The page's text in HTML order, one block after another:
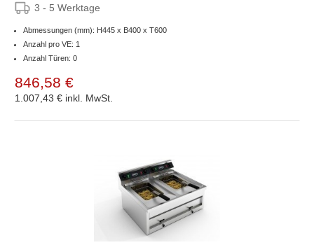
3 - 5 Werktage
Abmessungen (mm): H445 x B400 x T600
Anzahl pro VE: 1
Anzahl Türen: 0
846,58 €
1.007,43 € inkl. MwSt.